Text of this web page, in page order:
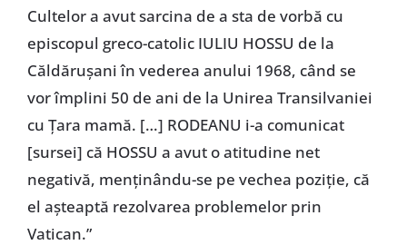
Cultelor a avut sarcina de a sta de vorbă cu
episcopul greco-catolic IULIU HOSSU de la
Căldărușani în vederea anului 1968, când se
vor împlini 50 de ani de la Unirea Transilvaniei
cu Țara mamă. […] RODEANU i-a comunicat
[sursei] că HOSSU a avut o atitudine net
negativă, menținându-se pe vechea poziție, că
el așteaptă rezolvarea problemelor prin
Vatican.”